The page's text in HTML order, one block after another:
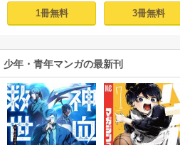
で無双する（１）
武六甲理衣
1冊無料
～クソゲーハン
ター、神ゲーに挑
3冊無料
少年・青年マンガの最新刊